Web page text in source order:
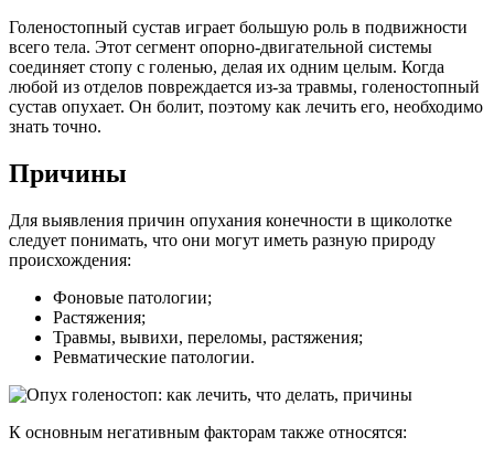
Голеностопный сустав играет большую роль в подвижности
всего тела. Этот сегмент опорно-двигательной системы
соединяет стопу с голенью, делая их одним целым. Когда
любой из отделов повреждается из-за травмы, голеностопный
сустав опухает. Он болит, поэтому как лечить его, необходимо
знать точно.
Причины
Для выявления причин опухания конечности в щиколотке
следует понимать, что они могут иметь разную природу
происхождения:
Фоновые патологии;
Растяжения;
Травмы, вывихи, переломы, растяжения;
Ревматические патологии.
К основным негативным факторам также относятся: